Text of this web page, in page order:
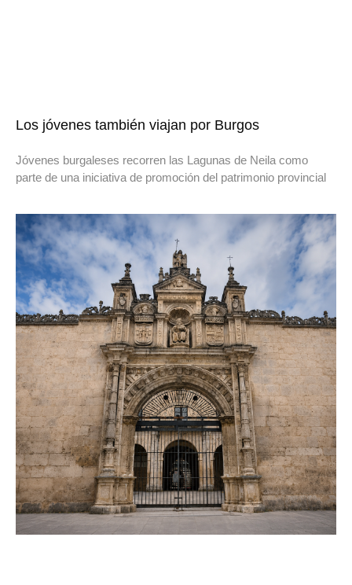
Los jóvenes también viajan por Burgos
Jóvenes burgaleses recorren las Lagunas de Neila como
parte de una iniciativa de promoción del patrimonio provincial